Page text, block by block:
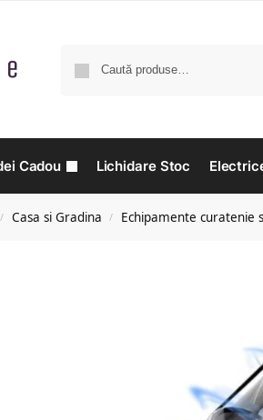
Cadou Lichidare Stoc
/ Casa si Gradina / Echipamente curatenie